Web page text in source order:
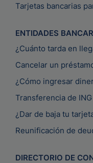
Tarjetas bancarias
ENTIDADES
¿Cuánto tarda en
Cancelar un
¿Cómo ingresar
Transferencia de
¿Dar de baja tu
Reunificación de
DIRECTORIO DE